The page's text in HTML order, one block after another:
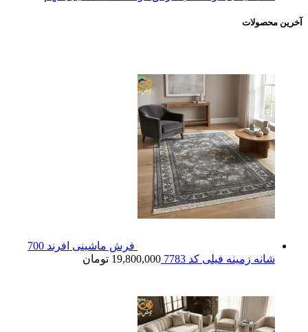
آخرین محصولات
فرش ماشینی افرند 700
شانه زمینه فیلی کد 7783
19,800,000 تومان